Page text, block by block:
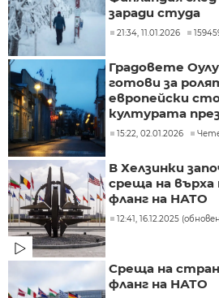
заради студа
21:34, 11.01.2026
Градовете
готови за
европейски
културата
15:22, 02.01.2026
В Хелзинки
среща на
фланг на НАТО
12:41, 16.12.2025
Среща на
фланг на НАТО